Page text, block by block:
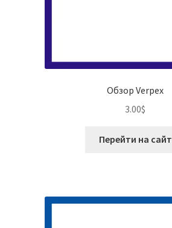
Обзор Verpex
3.00$
Перейти на сайт